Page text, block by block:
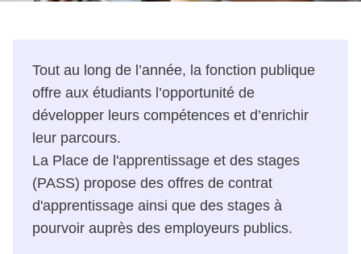
Tout au long de l’année, la fonction publique
offre aux étudiants l’opportunité de
développer leurs compétences et d’enrichir
leur parcours.
La Place de l'apprentissage et des stages
(PASS) propose des offres de contrat
d'apprentissage ainsi que des stages à
pourvoir auprès des employeurs publics.